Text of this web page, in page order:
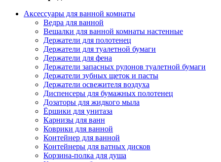
Аксессуары для ванной комнаты
Ведра для ванной
Вешалки для ванной комнаты настенные
Держатели для полотенец
Держатели для туалетной бумаги
Держатели для фена
Держатели запасных рулонов туалетной бумаги
Держатели зубных щеток и пасты
Держатели освежителя воздуха
Диспенсеры для бумажных полотенец
Дозаторы для жидкого мыла
Ёршики для унитаза
Карнизы для ванн
Коврики для ванной
Контейнер для ванной
Контейнеры для ватных дисков
Корзина-полка для душа